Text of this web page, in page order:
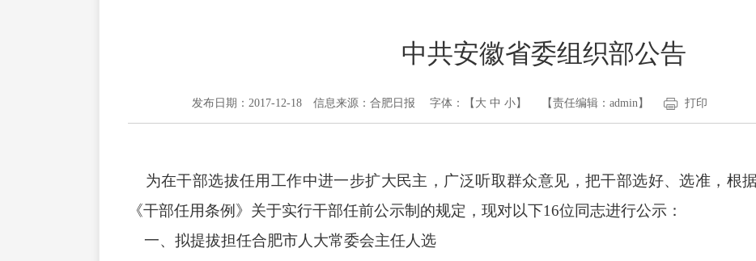
中共安徽省委组织部公告
发布日期：2017-12-18 信息来源：合肥日报 字体：【 大 中 小】 【责任编辑：admin】 打印
为在干部选拔任用工作中进一步扩大民主，广泛听取群众意见，把干部选好、选准，根
《干部任用条例》关于实行干部任前公示制的规定，现对以下16位同志进行公示：
一、拟提拔担任合肥市人大常委会主任人选